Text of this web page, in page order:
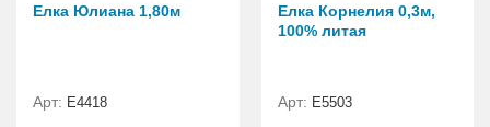
Елка Юлиана 1,80м
Арт: Е4418
Елка Корнелия 0,3м,
100% литая
Арт: Е5503